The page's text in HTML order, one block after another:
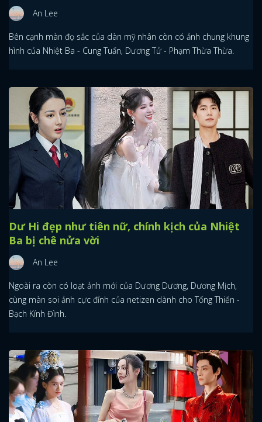
An Lee
Bên cạnh màn đọ sắc của dàn mỹ nhân còn có ảnh chung khung
hình của Nhiệt Ba - Cung Tuấn, Dương Tử - Phạm Thừa Thừa.
Dư Hi đẹp như tiên nữ, chính kịch của Nhiệt
Ba bị chê nửa vời
An Lee
Ngoài ra còn có loạt ảnh mới của Dương Dương, Dương Mịch,
cùng màn soi ảnh cực đỉnh của netizen dành cho Tống Thiến -
Bạch Kính Đình.